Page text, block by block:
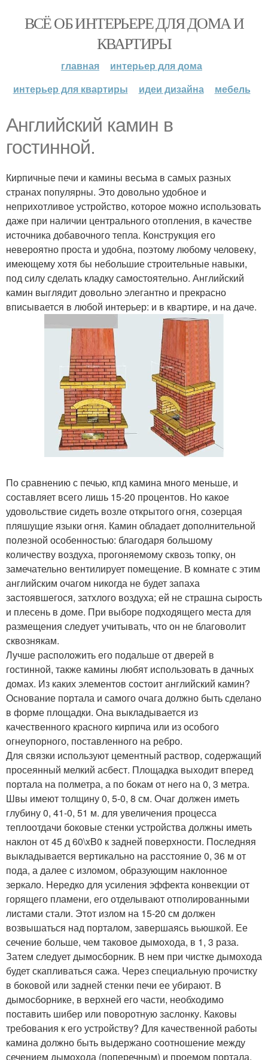
ВСЁ ОБ ИНТЕРЬЕРЕ ДЛЯ ДОМА И
КВАРТИРЫ
главная
интерьер для дома
интерьер для квартиры
идеи дизайна мебель
Английский камин в
гостинной.
Кирпичные печи и камины весьма в самых разных
странах популярны. Это довольно удобное и
неприхотливое устройство, которое можно использовать
даже при наличии центрального отопления, в качестве
источника добавочного тепла. Конструкция его
невероятно проста и удобна, поэтому любому человеку,
имеющему хотя бы небольшие строительные навыки,
под силу сделать кладку самостоятельно. Английский
камин выглядит довольно элегантно и прекрасно
вписывается в любой интерьер: и в квартире, и на даче.
По сравнению с печью, кпд камина много меньше, и
составляет всего лишь 15-20 процентов. Но какое
удовольствие сидеть возле открытого огня, созерцая
пляшущие языки огня. Камин обладает дополнительной
полезной особенностью: благодаря большому
количеству воздуха, прогоняемому сквозь топку, он
замечательно вентилирует помещение. В комнате с этим
английским очагом никогда не будет запаха
застоявшегося, затхлого воздуха; ей не страшна сырость
и плесень в доме. При выборе подходящего места для
размещения следует учитывать, что он не благоволит
сквознякам.
Лучше расположить его подальше от дверей в
гостинной, также камины любят использовать в дачных
домах. Из каких элементов состоит английский камин?
Основание портала и самого очага должно быть сделано
в форме площадки. Она выкладывается из
качественного красного кирпича или из особого
огнеупорного, поставленного на ребро.
Для связки используют цементный раствор, содержащий
просеянный мелкий асбест. Площадка выходит вперед
портала на полметра, а по бокам от него на 0, 3 метра.
Швы имеют толщину 0, 5-0, 8 см. Очаг должен иметь
глубину 0, 41-0, 51 м. для увеличения процесса
теплоотдачи боковые стенки устройства должны иметь
наклон от 45 д 60\xB0 к задней поверхности. Последняя
выкладывается вертикально на расстояние 0, 36 м от
пода, а далее с изломом, образующим наклонное
зеркало. Нередко для усиления эффекта конвекции от
горящего пламени, его отделывают отполированными
листами стали. Этот излом на 15-20 см должен
возвышаться над порталом, завершаясь вьюшкой. Ее
сечение больше, чем таковое дымохода, в 1, 3 раза.
Затем следует дымосборник. В нем при чистке дымохода
будет скапливаться сажа. Через специальную прочистку
в боковой или задней стенки печи ее убирают. В
дымосборнике, в верхней его части, необходимо
поставить шибер или поворотную заслонку. Каковы
требования к его устройству? Для качественной работы
камина должно быть выдержано соотношение между
сечением дымохода (поперечным) и проемом портала,